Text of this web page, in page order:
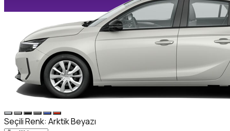
Seçili Renk: Arktik Beyazı